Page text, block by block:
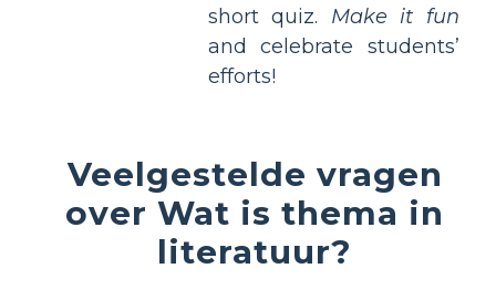
short quiz. Make it fun
and celebrate students’
efforts!
Veelgestelde vragen
over Wat is thema in
literatuur?